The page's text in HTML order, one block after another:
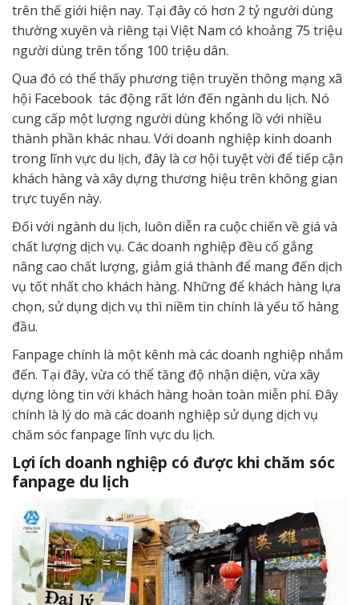
trên thế giới hiện nay. Tại đây có hơn 2 tỷ người dùng
thường xuyên và riêng tại Việt Nam có khoảng 75 triệu
người dùng trên tổng 100 triệu dân.
Qua đó có thể thấy phương tiện truyền thông mạng xã
hội Facebook tác động rất lớn đến ngành du lịch. Nó
cung cấp một lượng người dùng khổng lồ với nhiều
thành phần khác nhau. Với doanh nghiệp kinh doanh
trong lĩnh vực du lịch, đây là cơ hội tuyệt vời để tiếp cận
khách hàng và xây dựng thương hiệu trên không gian
trực tuyến này.
Đối với ngành du lịch, luôn diễn ra cuộc chiến về giá và
chất lượng dịch vụ. Các doanh nghiệp đều cố gắng
nâng cao chất lượng, giảm giá thành để mang đến dịch
vụ tốt nhất cho khách hàng. Những để khách hàng lựa
chọn, sử dụng dịch vụ thì niềm tin chính là yếu tố hàng
đầu.
Fanpage chính là một kênh mà các doanh nghiệp nhắm
đến. Tại đây, vừa có thể tăng độ nhận diện, vừa xây
dựng lòng tin với khách hàng hoàn toàn miễn phí. Đây
chính là lý do mà các doanh nghiệp sử dụng dịch vụ
chăm sóc fanpage lĩnh vực du lịch.
Lợi ích doanh nghiệp có được khi chăm sóc
fanpage du lịch